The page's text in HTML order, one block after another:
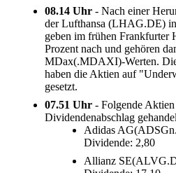
08.14 Uhr - Nach einer
der Lufthansa (LHAG.DE)
geben im frühen
Prozent nach und gehören
MDax(.MDAXI)-Werten.
haben die Aktien auf
gesetzt.
07.51 Uhr - Folgende
Dividendenabschlag
Adidas
Dividende: 2,80
Allianz